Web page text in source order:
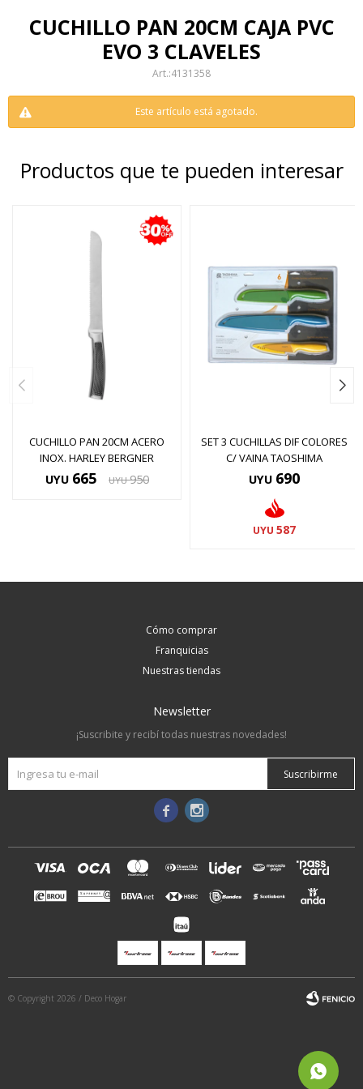
CUCHILLO PAN 20CM CAJA PVC
EVO 3 CLAVELES
4131358
Este artículo está agotado.
Productos que te pueden interesar
CUCHILLO PAN 20CM ACERO
INOX. HARLEY BERGNER
UYU 665 UYU 950
SET 3 CUCHILLAS DIF COLORES
C/ VAINA TAOSHIMA
UYU 690
UYU 587
Cómo comprar
Franquicias
Nuestras tiendas
Newsletter
¡Suscribite y recibí todas nuestras novedades!
Suscribirme
 
© Copyright 2026 / Deco Hogar